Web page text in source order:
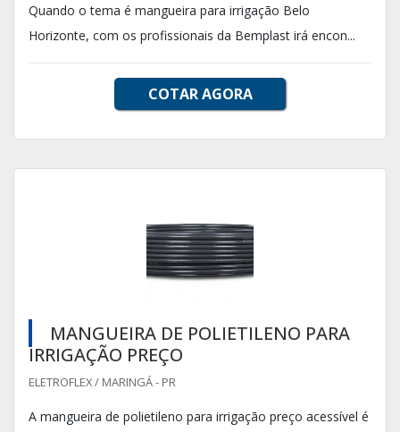
Quando o tema é mangueira para irrigação Belo
Horizonte, com os profissionais da Bemplast irá encon...
COTAR AGORA
MANGUEIRA DE POLIETILENO PARA
IRRIGAÇÃO PREÇO
ELETROFLEX / MARINGÁ - PR
A mangueira de polietileno para irrigação preço acessível é